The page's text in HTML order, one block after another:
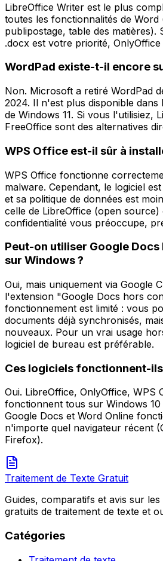
LibreOffice Writer est le plus
toutes les fonctionnalités de Word
publipostage, table des matières).
.docx est votre priorité,
WordPad existe-t-il encore
Non. Microsoft a retiré WordPad
2024. Il n'est plus disponible dans
de Windows 11. Si vous l'utilisiez,
FreeOffice sont des alternatives
WPS Office est-il sûr à
WPS Office fonctionne
malware. Cependant, le logiciel
et sa politique de données est
celle de LibreOffice (open source)
confidentialité vous préoccupe,
Peut-on utiliser Google
sur Windows ?
Oui, mais uniquement via Google
l'extension "Google Docs hors
fonctionnement est limité : vous
documents déjà synchronisés,
nouveaux. Pour un vrai usage
logiciel de bureau est préférable.
Ces logiciels fonctionnent-
Oui. LibreOffice, OnlyOffice, WPS
fonctionnent tous sur Windows 10
Google Docs et Word Online
n'importe quel navigateur récent
Firefox).
Traitement de Texte Gratuit
Guides, comparatifs et avis sur
gratuits de traitement de texte et
Catégories